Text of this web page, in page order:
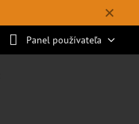
✕
Panel používateľa